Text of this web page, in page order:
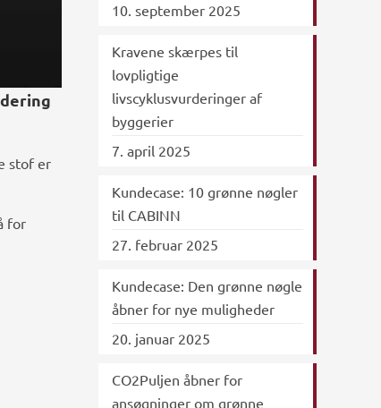
stof er
for
10. september 2025
Kravene skærpes til
lovpligtige
livscyklusvurderinger af
byggerier
7. april 2025
Kundecase: 10 grønne nøgler
til CABINN
27. februar 2025
Kundecase: Den grønne nøgle
åbner for nye muligheder
20. januar 2025
CO2Puljen åbner for
ansøgninger om grønne